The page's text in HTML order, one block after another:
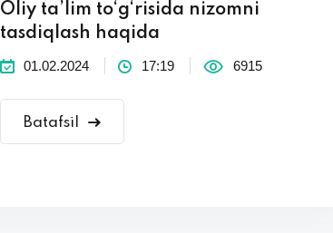
Oliy ta’lim to‘g‘risida nizomni
tasdiqlash haqida
01.02.2024 17:19 6915
Batafsil